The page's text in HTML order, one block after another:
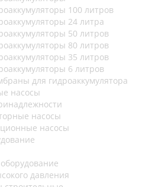
100 литров
24 литра
50 литров
80 литров
35 литров
6 литров
для гидроаккумулятора
насосы
насосы
насосы
давления